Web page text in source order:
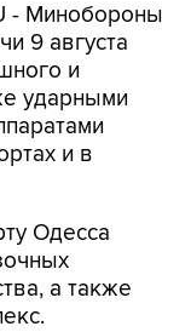
- Минобороны
9 августа
и
ударными
и в
Одесса
а также